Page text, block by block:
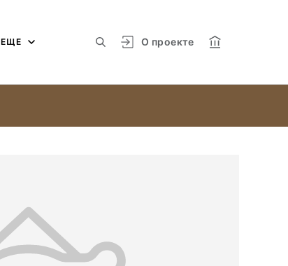
О проекте
ЕЩЕ